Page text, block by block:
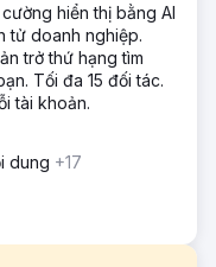
hiển thị bằng AI
tử doanh nghiệp.
trở thứ hạng tìm
Tối đa 15 đối tác.
tài khoản.
dung +17